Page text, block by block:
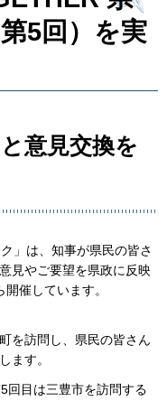
5回）を実
意見交換を
」は、知事が県民の皆さ
見やご要望を県政に反映
催しています。
を訪問し、県民の皆さん
ます。
回目は三豊市を訪問する